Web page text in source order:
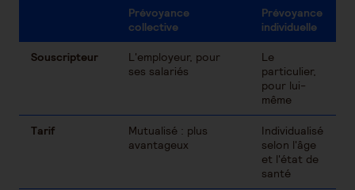
Prévoyance
collective
Prévoyance
individuelle
Souscripteur
L'employeur, pour
ses salariés
Le
particulier,
pour lui-
même
Tarif
Mutualisé : plus
avantageux
Individualisé
selon l'âge
et l'état de
santé